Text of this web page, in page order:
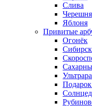
Слива
Черешня
Яблоня
Привитые
Огонёк